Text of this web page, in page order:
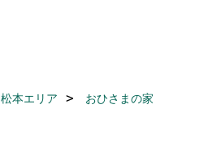
松本エリア おひさまの家